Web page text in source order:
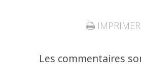
IMPRIMER
Les commentaires